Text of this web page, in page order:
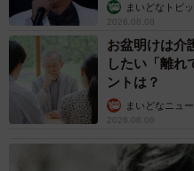
てはXを監視しているので炎
ーカゲプチ君とはその後、
か。
ローキックされたことがあ
まいどなトピ
2026.08.08
お盆明けは
したい「離れ
ントは？
まいどなニュ
2026.08.08